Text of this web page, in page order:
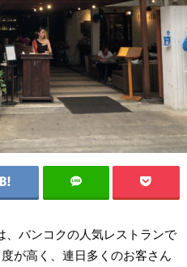
、バンコクの人気レストランで
が高く、連日多くのお客さん